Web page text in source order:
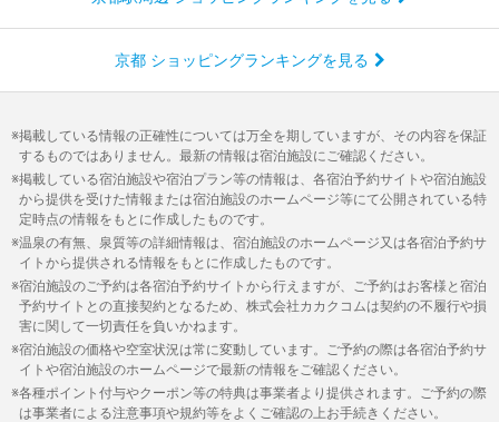
京都 ショッピングランキングを見る
掲載している情報の正確性については万全を期していますが、その内容を保証
するものではありません。最新の情報は宿泊施設にご確認ください。
掲載している宿泊施設や宿泊プラン等の情報は、各宿泊予約サイトや宿泊施設
から提供を受けた情報または宿泊施設のホームページ等にて公開されている特
定時点の情報をもとに作成したものです。
温泉の有無、泉質等の詳細情報は、宿泊施設のホームページ又は各宿泊予約サ
イトから提供される情報をもとに作成したものです。
宿泊施設のご予約は各宿泊予約サイトから行えますが、ご予約はお客様と宿泊
予約サイトとの直接契約となるため、株式会社カカクコムは契約の不履行や損
害に関して一切責任を負いかねます。
宿泊施設の価格や空室状況は常に変動しています。ご予約の際は各宿泊予約サ
イトや宿泊施設のホームページで最新の情報をご確認ください。
各種ポイント付与やクーポン等の特典は事業者より提供されます。ご予約の際
は事業者による注意事項や規約等をよくご確認の上お手続きください。